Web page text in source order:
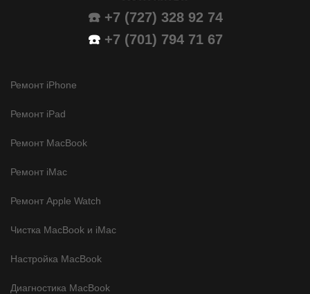
☎️ +7 (727) 328 92 74
☎️ +7 (701) 794 71 67
Ремонт iPhone
Ремонт iPad
Ремонт MacBook
Ремонт iMac
Ремонт Apple Watch
Чистка MacBook и iMac
Настройка MacBook
Диагностика MacBook